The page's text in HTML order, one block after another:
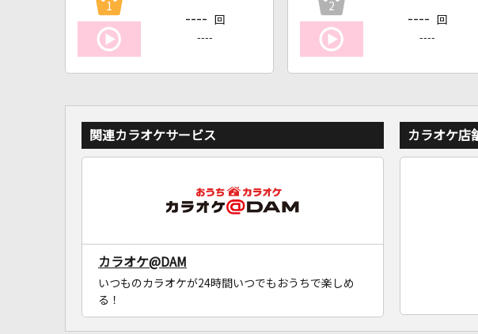
1
---- 回
----
2
---- 回
----
関連カラオケサービス
カラオケ@DAM
いつものカラオケが24時間いつでもおうちで楽しめ
る！
カラオケ店